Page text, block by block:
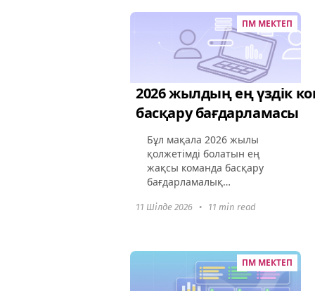
ПМ МЕКТЕП
2026 жылдың ең үздік
басқару бағдарламасы
Бұл мақала 2026 жылы
қолжетімді болатын ең
жақсы команда басқару
бағдарламалық
терең зерттеу жүргізеді.
өзгертіп,
ынтымақтастықты
жақсартатынын...
11 Шілде 2026 • 11 min read
ПМ МЕКТЕП